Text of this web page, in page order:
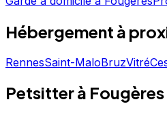
Hébergement à
RennesSaint-MaloBruzVitré
Petsitter à Fougères